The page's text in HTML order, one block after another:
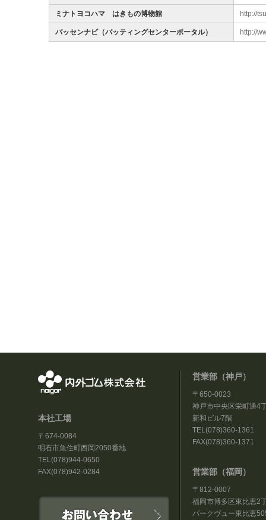
ミナトヨコハマ はきもの博物館 http://
バッセンナビ（バッティングセンターポータル） http://
本社工場
〒674-0084
明石市魚住町西岡2050番地
TEL(078)944-0650
FAX(078)942-0284
営業部（神戸）
〒650-0023
神戸市中央区栄町通4
新和ビル7階
TEL(078)360-1361
FAX(078)360-1371
営業部（福岡）
〒812-0007
福岡市博多区東比恵2
パークヴュー東比恵